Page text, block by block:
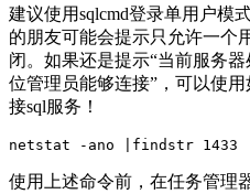
建议使用sqlcmd登录单用户模
的朋友可能会提示只允许一个
闭。如果还是提示“当前服务
位管理员能够连接”，可以使
接sql服务！
netstat -ano |findstr 1433
使用上述命令前，在任务管理